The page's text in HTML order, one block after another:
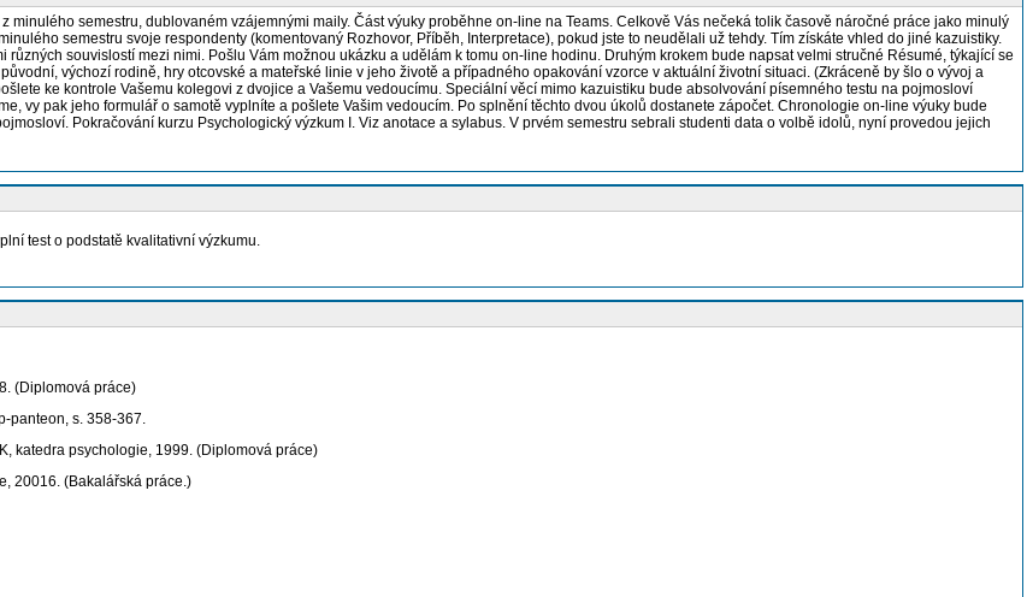
minulého semestru, dublovaném vzájemnými maily. Část výuky proběhne on-line na Teams. Celkově Vás nečeká tolik časově náročné práce jako minulý
semestru svoje respondenty (komentovaný Rozhovor, Příběh, Interpretace), pokud jste to neudělali už tehdy. Tím získáte vhled do jiné kazuistiky.
souvislostí mezi nimi. Pošlu Vám možnou ukázku a udělám k tomu on-line hodinu. Druhým krokem bude napsat velmi stručné Résumé, týkající se
výchozí rodině, hry otcovské a mateřské linie v jeho životě a případného opakování vzorce v aktuální životní situaci. (Zkráceně by šlo o vývoj a
ke kontrole Vašemu kolegovi z dvojice a Vašemu vedoucímu. Speciální věcí mimo kazuistiku bude absolvování písemného testu na pojmosloví
vy pak jeho formulář o samotě vyplníte a pošlete Vašim vedoucím. Po splnění těchto dvou úkolů dostanete zápočet. Chronologie on-line výuky bude
Pokračování kurzu Psychologický výzkum I. Viz anotace a sylabus. V prvém semestru sebrali studenti data o volbě idolů, nyní provedou jejich
test o podstatě kvalitativní výzkumu.
(Diplomová práce)
panteon, s. 358-367.
katedra psychologie, 1999. (Diplomová práce)
20016. (Bakalářská práce.)